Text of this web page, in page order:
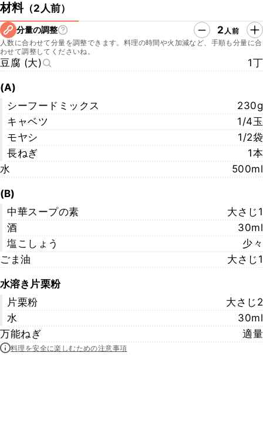
材料（2人前）
分量の調整 2 人前
人数に合わせて分量を調整できます。料理の時間や火加減など、手順も分量に合
わせて調整してくださいね。
豆腐 (大) 1丁
(A)
シーフードミックス
230g
キャベツ
1/4玉
モヤシ
1/2袋
長ねぎ
1本
水
500ml
(B)
中華スープの素
大さじ1
酒
30ml
塩こしょう
少々
ごま油
大さじ1
水溶き片栗粉
片栗粉
大さじ2
水
30ml
万能ねぎ
適量
料理を安全に楽しむための注意事項